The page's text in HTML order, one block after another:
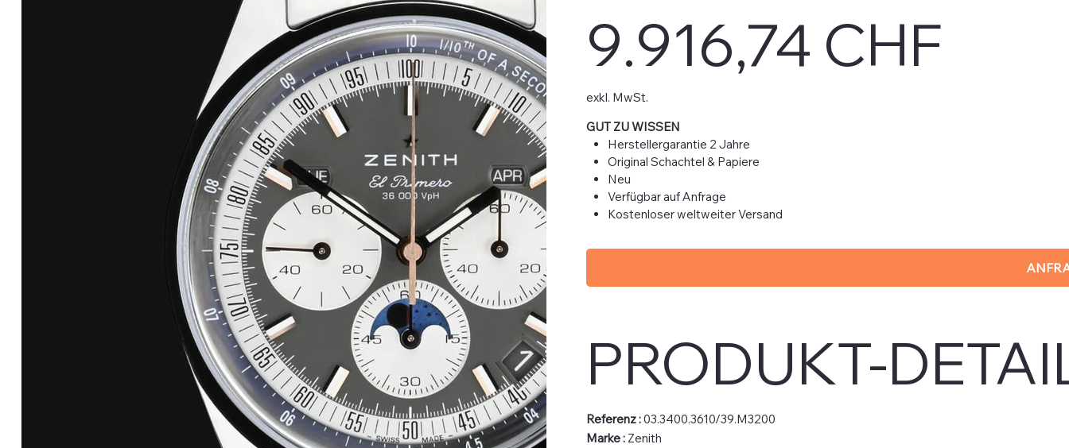
9.916,74 CHF
exkl. MwSt.
GUT ZU WISSEN
Herstellergarantie 2 Jahre
Original Schachtel & Papiere
Neu
Verfügbar auf Anfrage
Kostenloser weltweiter Versand
PRODUKT-
Referenz :03.3400.3610/39.M3200
Marke :Zenith